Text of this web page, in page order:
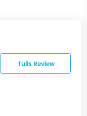
Tulis Review